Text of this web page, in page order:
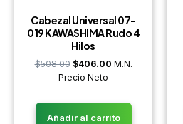
Cabezal Universal 07-
019 KAWASHIMA Rudo 4
Hilos
$508.00 $406.00 M.N.
Precio Neto
Añadir al carrito